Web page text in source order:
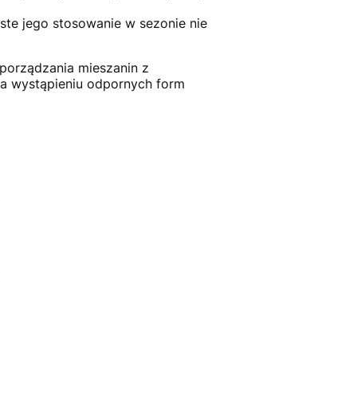
jego stosowanie w sezonie nie
mieszanin z
wystąpieniu odpornych form